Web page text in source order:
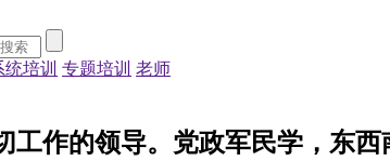
统培训 专题培训 老师
工作的领导。党政军民学，东